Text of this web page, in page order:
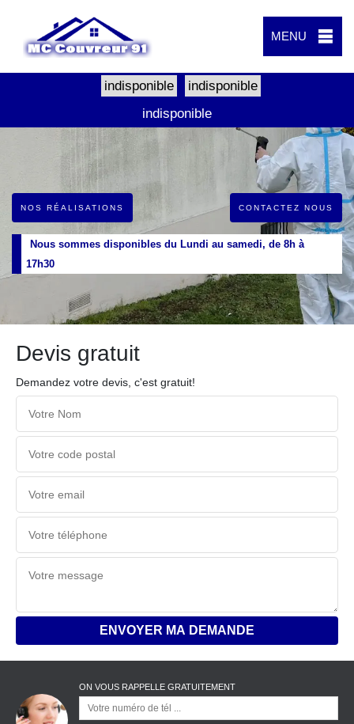
MENU
indisponible
indisponible
indisponible
NOS RÉALISATIONS CONTACTEZ NOUS
Nous sommes disponibles du Lundi au samedi, de 8h à
17h30
Devis gratuit
Demandez votre devis, c'est gratuit!
ON VOUS RAPPELLE GRATUITEMENT